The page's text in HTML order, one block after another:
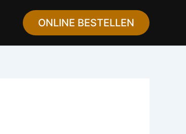
ONLINE BESTELLEN